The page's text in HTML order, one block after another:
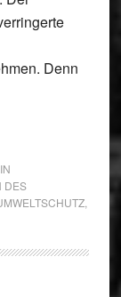
Denn
DES
,